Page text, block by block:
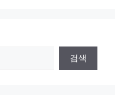
검색